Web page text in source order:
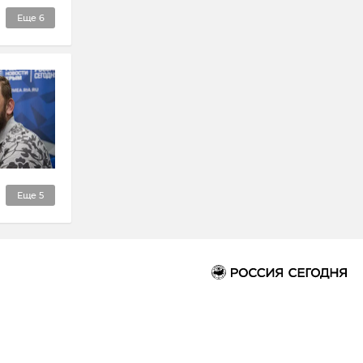
Еще 6
Еще 5